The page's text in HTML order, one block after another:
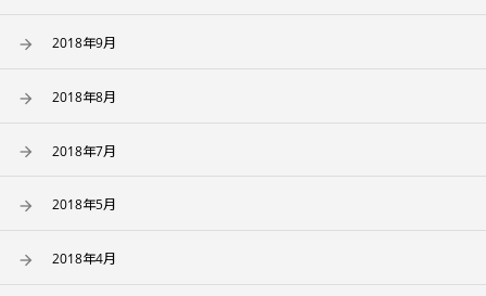
2018年9月
2018年8月
2018年7月
2018年5月
2018年4月